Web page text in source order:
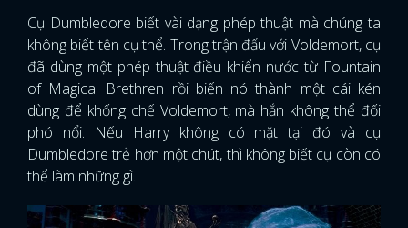
Cụ Dumbledore biết vài dạng phép thuật mà chúng ta
không biết tên cụ thể. Trong trận đấu với Voldemort, cụ
đã dùng một phép thuật điều khiển nước từ Fountain
of Magical Brethren rồi biến nó thành một cái kén
dùng để khống chế Voldemort, mà hắn không thể đối
phó nổi. Nếu Harry không có mặt tại đó và cụ
Dumbledore trẻ hơn một chút, thì không biết cụ còn có
thể làm những gì.